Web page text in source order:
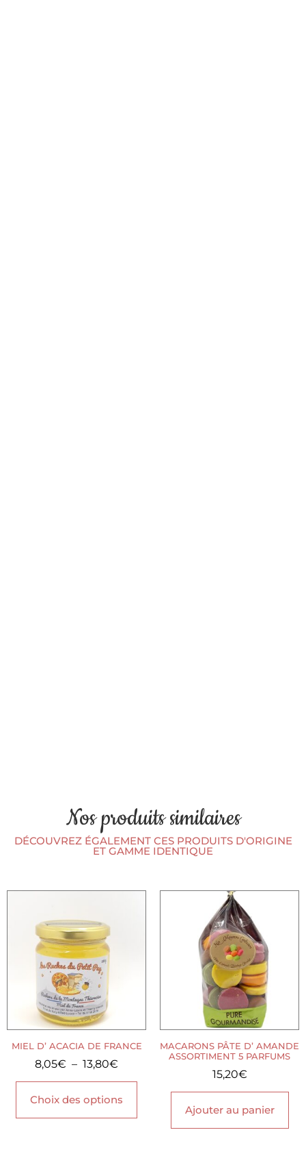
Nos produits similaires
DÉCOUVREZ ÉGALEMENT CES PRODUITS D'ORIGINE
ET GAMME IDENTIQUE
MIEL D’ ACACIA DE FRANCE
8,05€ – 13,80€
Choix des options
MACARONS PÂTE D’ AMANDE
ASSORTIMENT 5 PARFUMS
15,20€
Ajouter au panier